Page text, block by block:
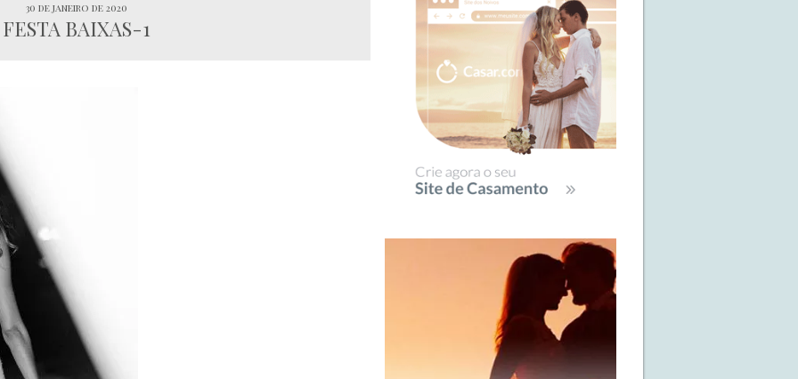
30 de janeiro de 2020
FESTA BAIXAS-1